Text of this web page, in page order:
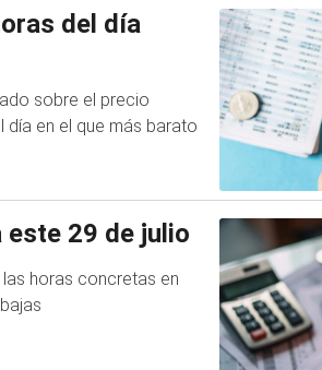
del día
sobre el precio
en el que más barato
este 29 de julio
horas concretas en